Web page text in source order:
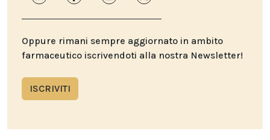
Oppure rimani sempre aggiornato in ambito
farmaceutico iscrivendoti alla nostra Newsletter!
ISCRIVITI